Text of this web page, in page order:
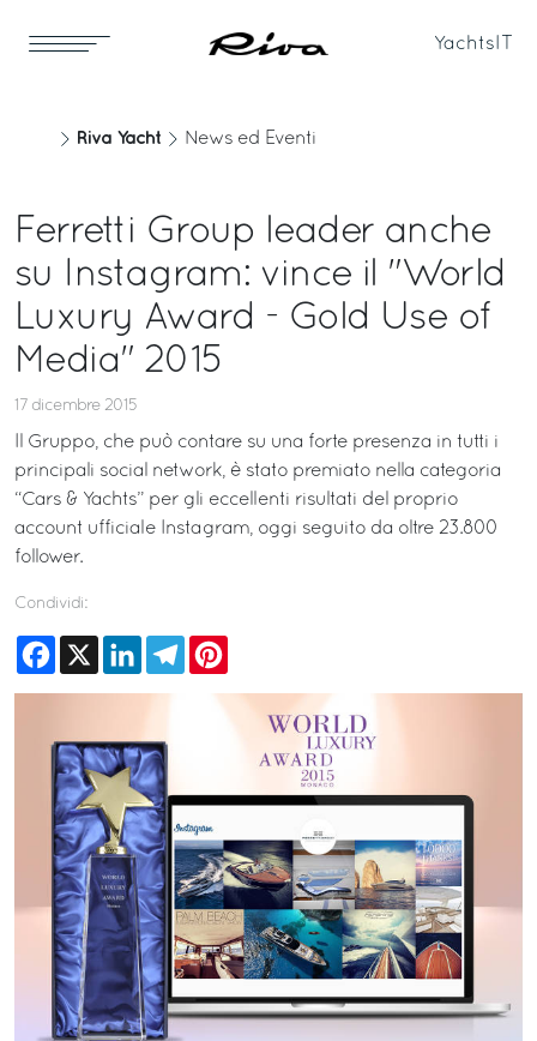
Yachts
Riva Yacht News ed Eventi
Ferretti Group leader anche
su Instagram: vince il "World
Luxury Award - Gold Use of
Media" 2015
17 dicembre 2015
Il Gruppo, che può contare su una forte presenza in tutti i
principali social network, è stato premiato nella categoria
“Cars & Yachts” per gli eccellenti risultati del proprio
account ufficiale Instagram, oggi seguito da oltre 23.800
follower.
Condividi:
Facebook
X LinkedInTelegram